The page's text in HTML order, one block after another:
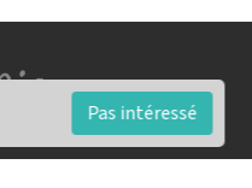
Pas intéressé